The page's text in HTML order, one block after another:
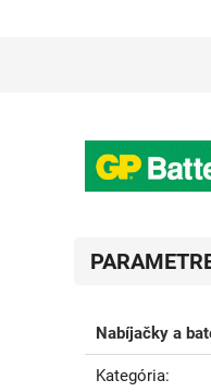
Nabíjačky a
Kategória